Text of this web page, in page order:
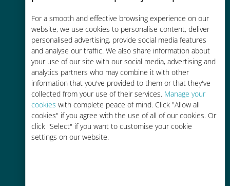
For a smooth and effective browsing experience on our
website, we use cookies to personalise content, deliver
personalised advertising, provide social media features
and analyse our traffic. We also share information about
your use of our site with our social media, advertising and
analytics partners who may combine it with other
information that you've provided to them or that they've
collected from your use of their services. Manage your
cookies with complete peace of mind. Click "Allow all
cookies" if you agree with the use of all of our cookies. Or
click "Select" if you want to customise your cookie
settings on our website.
お客様が普段お使いのキャリアでロ
ーミングサービスを使った場合に比
べて最大で90％の節約が可能です。
かんたん追加購入
Wi-Fiやデータ残量がなくても、